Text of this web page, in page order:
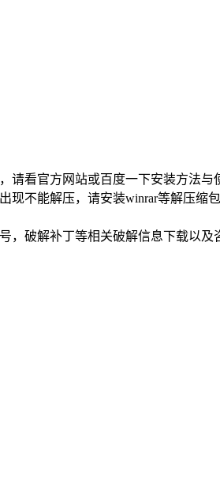
请看官方网站或百度一下安装方法与
现不能解压，请安装winrar等解压缩
，破解补丁等相关破解信息下载以及